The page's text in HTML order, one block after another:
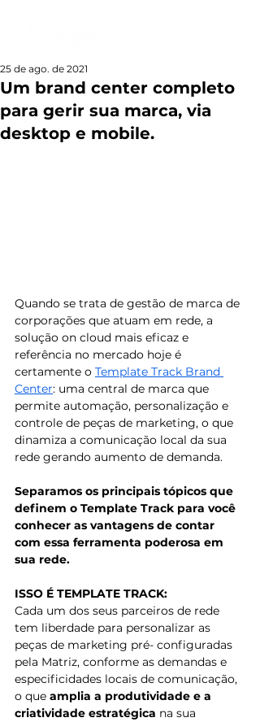
Um brand center completo
para gerir sua marca, via
desktop e mobile.
25 de ago. de 2021
Quando se trata de gestão de marca de
corporações que atuam em rede, a
solução on cloud mais eficaz e
referência no mercado hoje é
certamente o Template Track Brand
Center: uma central de marca que
permite automação, personalização e
controle de peças de marketing, o que
dinamiza a comunicação local da sua
rede gerando aumento de demanda.
Separamos os principais tópicos que
definem o Template Track para você
conhecer as vantagens de contar
com essa ferramenta poderosa em
sua rede.
ISSO É TEMPLATE TRACK:
Cada um dos seus parceiros de rede
tem liberdade para personalizar as
peças de marketing pré- configuradas
pela Matriz, conforme as demandas e
especificidades locais de comunicação,
o que amplia a produtividade e a
criatividade estratégica na sua